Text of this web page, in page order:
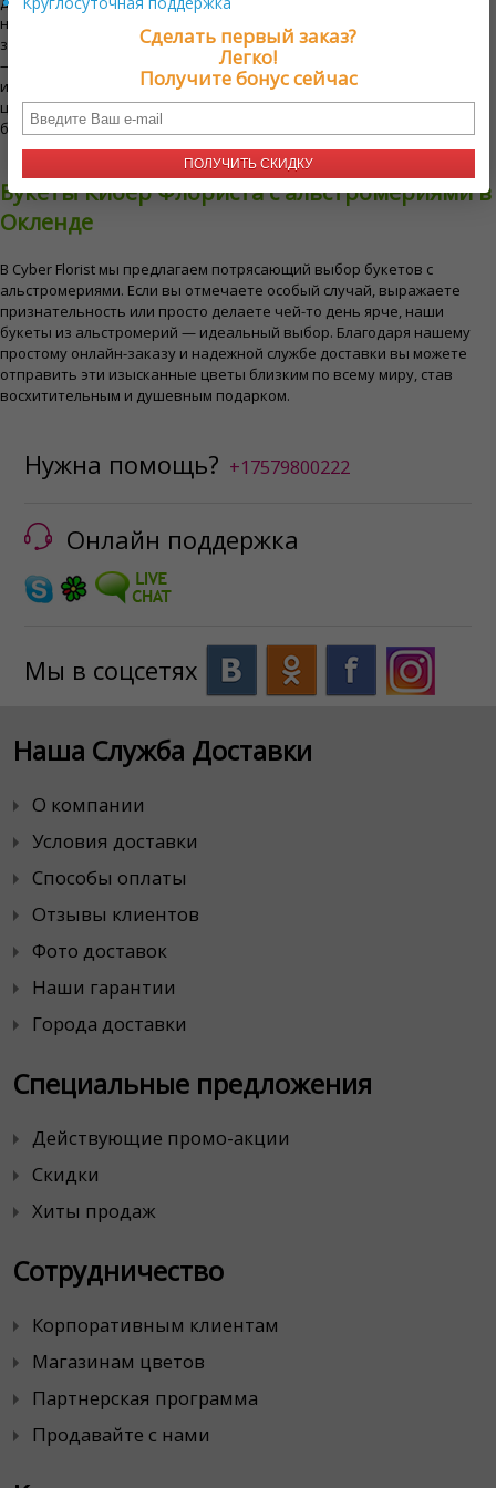
нотки элегантности и ярких красок смешанным букетам. Их
замысловатые, похожие на лилии цветы и разнообразные оттенки
— от мягких пастельных до ярких, смелых оттенков — делают их
идеальными для усиления визуальной привлекательности любой
цветочной композиции. Флористы любят включать альстромерии в
букеты за их способность дополнять и подчеркивать другие цветы.
Букеты Кибер Флориста с альстромериями в
Окленде
В Cyber ​​Florist мы предлагаем потрясающий выбор букетов с
альстромериями. Если вы отмечаете особый случай, выражаете
признательность или просто делаете чей-то день ярче, наши
букеты из альстромерий — идеальный выбор. Благодаря нашему
простому онлайн-заказу и надежной службе доставки вы можете
отправить эти изысканные цветы близким по всему миру, став
восхитительным и душевным подарком.
Нужна помощь? +17579800222
Онлайн поддержка
Мы в соцсетях
Наша Служба Доставки
О компании
Условия доставки
Способы оплаты
Отзывы клиентов
Фото доставок
Наши гарантии
Города доставки
Специальные предложения
Действующие промо-акции
Скидки
Хиты продаж
Сотрудничество
Корпоративным клиентам
Магазинам цветов
Партнерская программа
Продавайте с нами
Сделать первый заказ?
Легко!
Получите бонус сейчас
ПОЛУЧИТЬ СКИДКУ